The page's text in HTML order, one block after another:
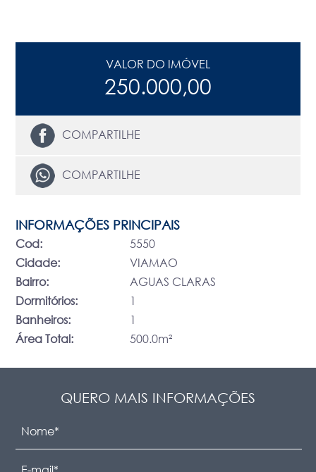
VALOR DO IMÓVEL
250.000,00
COMPARTILHE
COMPARTILHE
INFORMAÇÕES PRINCIPAIS
Cod:
5550
Cidade:
VIAMAO
Bairro:
AGUAS CLARAS
Dormitórios:
1
Banheiros:
1
Área Total:
500.0m²
QUERO MAIS INFORMAÇÕES